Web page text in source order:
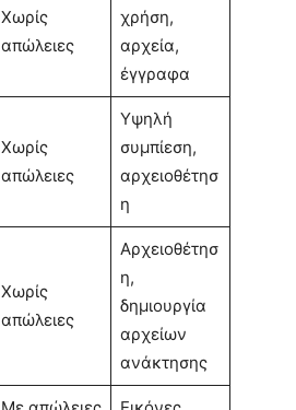
Χωρίς
απώλειες
χρήση,
αρχεία,
έγγραφα
Χωρίς
απώλειες
Υψηλή
συμπίεση,
αρχειοθέτησ
η
Χωρίς
απώλειες
Αρχειοθέτησ
η,
δημιουργία
αρχείων
ανάκτησης